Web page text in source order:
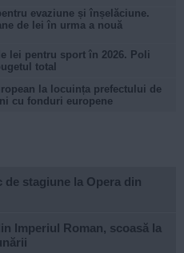
evaziune și înșelăciune.
de lei în urma a nouă
lei pentru sport în 2026. Poli
total
la locuința prefectului de
cu fonduri europene
stagiune la Opera din
Imperiul Roman, scoasă la